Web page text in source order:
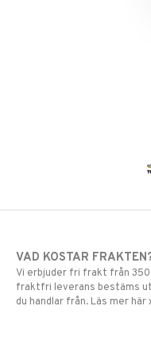
VAD KOSTAR
Vi erbjuder fri frakt från 350
fraktfri leverans bestäms
du handlar från. Läs mer här